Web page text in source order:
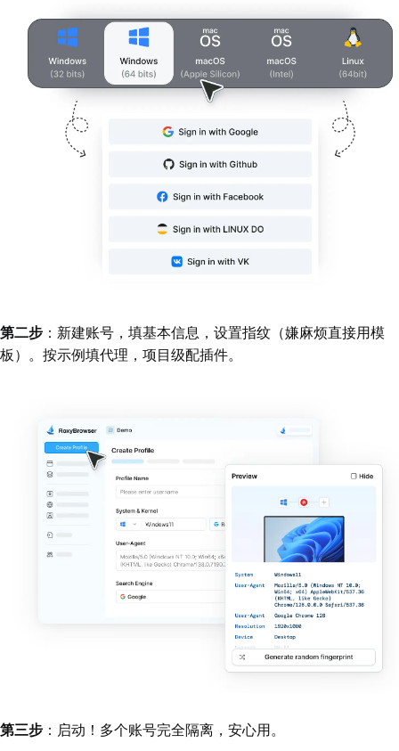
第二步 ：新建账号，填基本信息，设置指纹（嫌麻烦直接用模
板）。按示例填代理，项目级配插件。
第三步 ：启动！多个账号完全隔离，安心用。